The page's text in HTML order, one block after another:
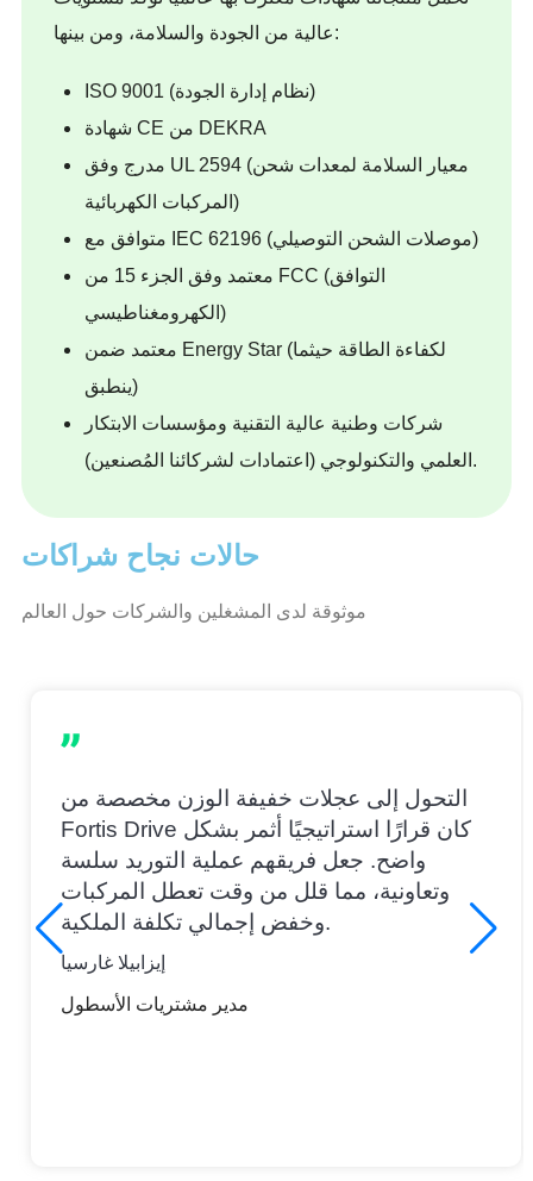
عالية من الجودة والسلامة، ومن بينها:
ISO 9001 (نظام إدارة الجودة)
شهادة CE من DEKRA
مدرج وفق UL 2594 (معيار السلامة لمعدات شحن
المركبات الكهربائية)
متوافق مع IEC 62196 (موصلات الشحن التوصيلي)
معتمد وفق الجزء 15 من FCC (التوافق
الكهرومغناطيسي)
معتمد ضمن Energy Star (لكفاءة الطاقة حيثما
ينطبق)
شركات وطنية عالية التقنية ومؤسسات الابتكار
العلمي والتكنولوجي (اعتمادات لشركائنا المُصنعين).
حالات نجاح شراكات
التحول إلى عجلات خفيفة الوزن مخصصة من
Fortis Drive كان قرارًا استراتيجيًا أثمر بشكل
واضح. جعل فريقهم عملية التوريد سلسة
وتعاونية، مما قلل من وقت تعطل المركبات
وخفض إجمالي تكلفة الملكية.
إيزابيلا غارسيا
مدير مشتريات الأسطول